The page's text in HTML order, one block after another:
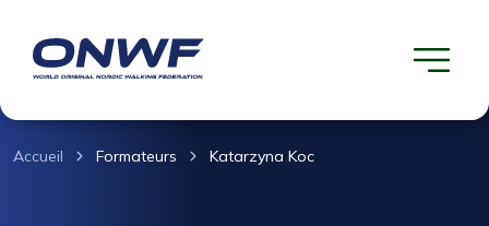
Accueil Formateurs Katarzyna Koc